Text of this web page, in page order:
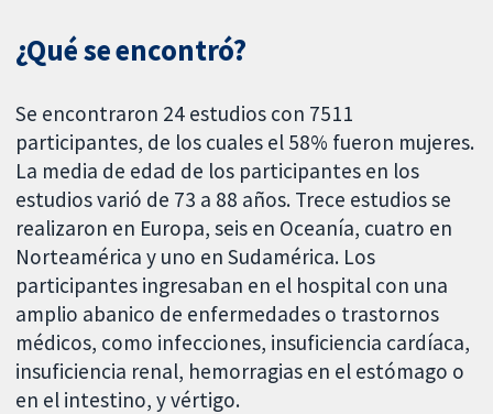
¿Qué se encontró?
Se encontraron 24 estudios con 7511
participantes, de los cuales el 58% fueron mujeres.
La media de edad de los participantes en los
estudios varió de 73 a 88 años. Trece estudios se
realizaron en Europa, seis en Oceanía, cuatro en
Norteamérica y uno en Sudamérica. Los
participantes ingresaban en el hospital con una
amplio abanico de enfermedades o trastornos
médicos, como infecciones, insuficiencia cardíaca,
insuficiencia renal, hemorragias en el estómago o
en el intestino, y vértigo.